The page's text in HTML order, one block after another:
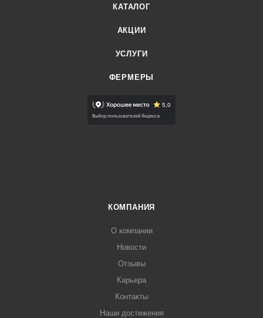
КАТАЛОГ
АКЦИИ
УСЛУГИ
ФЕРМЕРЫ
КОМПАНИЯ
О компании
Новости
Отзывы
Карьера
Контакты
Наши достижения